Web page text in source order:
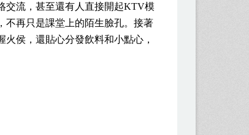
交流，甚至還有人直接開起KTV模
不再只是課堂上的陌生臉孔。接著
侯，還貼心分發飲料和小點心，